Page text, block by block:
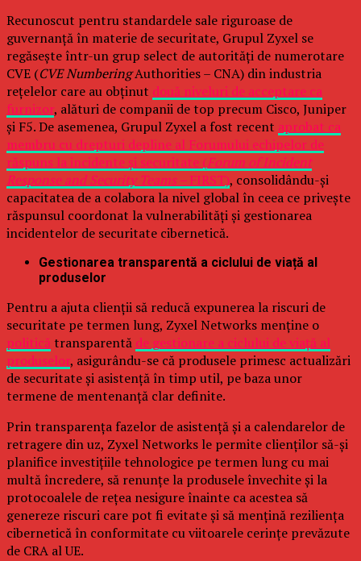
Recunoscut pentru standardele sale riguroase de
guvernanță în materie de securitate, Grupul Zyxel se
regăsește într-un grup select de autorități de numerotare
CVE (CVE NumberingAuthorities – CNA) din industria
rețelelor care au obținut două niveluri de acceptare ca
furnizor, alături de companii de top precum Cisco, Juniper
și F5. De asemenea, Grupul Zyxel a fost recent aprobat ca
membru cu drepturi depline al Forumului echipelor de
răspuns la incidente și securitate (Forum of Incident
Response and Security Teams –FIRST), consolidându-și
capacitatea de a colabora la nivel global în ceea ce privește
răspunsul coordonat la vulnerabilități și gestionarea
incidentelor de securitate cibernetică.
Gestionarea transparentă a ciclului de viață al
produselor
Pentru a ajuta clienții să reducă expunerea la riscuri de
securitate pe termen lung, Zyxel Networks menține o
politică transparentă de gestionare a ciclului de viață al
produselor, asigurându-se că produsele primesc actualizări
de securitate și asistență în timp util, pe baza unor
termene de mentenanță clar definite.
Prin transparența fazelor de asistență și a calendarelor de
retragere din uz, Zyxel Networks le permite clienților să-și
planifice investițiile tehnologice pe termen lung cu mai
multă încredere, să renunțe la produsele învechite și la
protocoalele de rețea nesigure înainte ca acestea să
genereze riscuri care pot fi evitate și să mențină reziliența
cibernetică în conformitate cu viitoarele cerințe prevăzute
de CRA al UE.